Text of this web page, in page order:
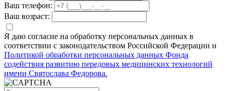
Ваш телефон:
Ваш возраст:
Я даю согласие на обработку персональных данных в
соответствии с законодательством Российской Федерации и
Политикой обработки персональных данных Фонда
содействия развитию передовых медицинских технологий
имени Святослава Федорова.